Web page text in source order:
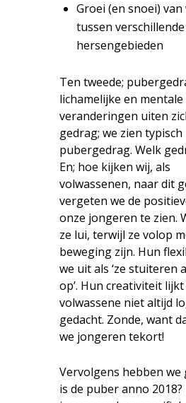
Groei (en snoei)
tussen verschillende
hersengebieden
Ten tweede;
lichamelijke en mentale
veranderingen uiten
gedrag; we zien typisch
pubergedrag. Welk
En; hoe kijken wij, als
volwassenen, naar dit
vergeten we de
onze jongeren te zien.
ze lui, terwijl ze volop
beweging zijn. Hun
we uit als ‘ze stuiteren
op’. Hun creativiteit
volwassene niet altijd
gedacht. Zonde, want
we jongeren tekort!
Vervolgens hebben we
is de puber anno